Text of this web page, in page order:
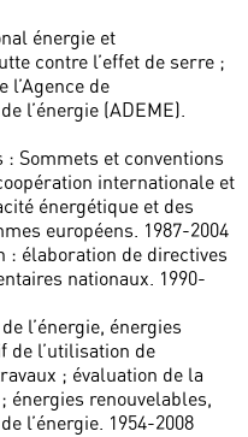
énergie et
contre l’effet de serre ;
l’Agence de
l’énergie (ADEME).
Sommets et conventions
internationale et
énergétique et des
européens. 1987-2004
: élaboration de directives
nationaux. 1990-
l’énergie, énergies
de l’utilisation de
; évaluation de la
énergies renouvelables,
l’énergie. 1954-2008